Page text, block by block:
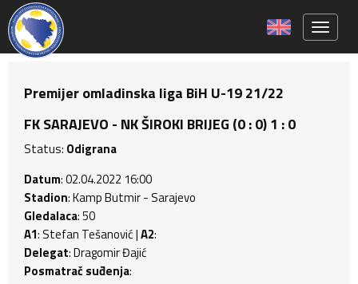
Premijer omladinska liga BiH U-19 21/22
FK SARAJEVO - NK ŠIROKI BRIJEG (0 : 0) 1 : 0
Status: Odigrana
Datum: 02.04.2022 16:00
Stadion: Kamp Butmir - Sarajevo
Gledalaca: 50
A1: Stefan Tešanović |A2:
Delegat: Dragomir Đajić
Posmatrač suđenja: